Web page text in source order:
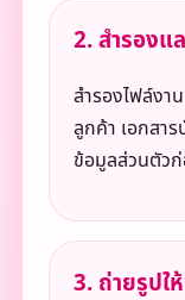
2. สำรองแ
สำรองไฟล์ง
ลูกค้า เอกสา
ข้อมูลส่วนตัว
3. ถ่ายรูปใ